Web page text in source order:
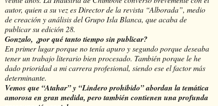
autor, quien a su vez es Director de la revista “Alborada”, medio
de creación y análisis del Grupo Isla Blanca, que acaba de
publicar su edición 28.
Gonzalo, ¿por qué tanto tiempo sin publicar?
En primer lugar porque no tenía apuro y segundo porque deseaba
tener un trabajo literario bien procesado. También porque le he
dado prioridad a mi carrera profesional, siendo ese el factor más
determinante.
Vemos que “Atahar” y “Lindero prohibido” abordan la temática
amorosa en gran medida, pero también contienen una profunda